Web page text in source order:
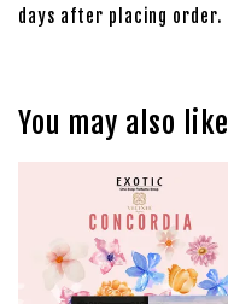
days after placing order.
You may also like